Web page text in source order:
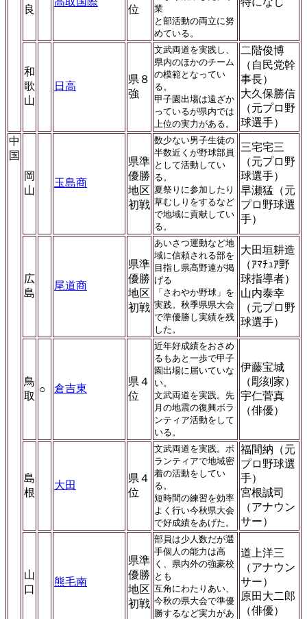
良
位
業
と部活動の両立に努
めている。
和
歌
山
日高
県８
強
文武両道を実践し、
県内のほかのチーム
の模範となってい
る。
甲子園出場は遠ざか
っているが県内では
上位の実力がある。
二階俊博
（自民党幹
事長）
大久保勝信
（元プロ野
球選手）
中
国
岡
山
玉島商
県準
優勝
地区
初戦
数少ない男子生徒の
半数近くが野球部員
として活動してい
る。
夏祭りに参加したり
草むしりをするなど
で地域に貢献してい
る。
三宅宅三
（元プロ野
球選手）
早瀬猛（元
プロ野球選
手）
広
島
尾道商
県準
優勝
地区
初戦
あいさつ運動など地
域に信頼される部を
目指し県高野連が掲
げる
「さわやか野球」を
実践。秋季県県大会
で準優勝し実績を残
した。
大田垣耕造
（ｱﾏﾁｭｱ野
球指導者）
山内泰幸
（元プロ野
球選手）
鳥
取
○ 倉吉東
県４
位
近年好成績をおさめ
るもあと一歩で甲子
園出場に届いていな
い。
文武両道を実践。先
月の地震の復興ボラ
ンティア活動をして
いる。
伊藤宝城
（彫刻家）
宇仁菅真
（俳優）
島
根
大田
県４
位
文武両道を実践。ボ
ランティアで地域密
着の活動をしてい
る。
短時間の練習を効率
よく行い今秋県大会
で好成績をあげた。
福間納（元
プロ野球選
手）
宮根誠司
（アナウン
サー）
山
口
熊毛南
県準
優勝
地区
初戦
部員は少人数だが選
手個人の能力は高
く、県内外の強豪校
とも
互角にわたりあい、
今秋の県大会で準優
勝するなど実力があ
道上洋三
（アナウン
サー）
原田大二郎
（俳優）